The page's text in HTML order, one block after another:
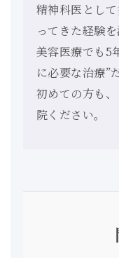
精神科医とし
ってきた経験を
美容医療でも5
に必要な治療”
初めての方も
院ください。